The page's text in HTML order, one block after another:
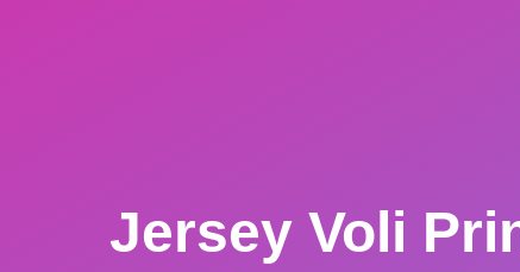
Jersey Voli